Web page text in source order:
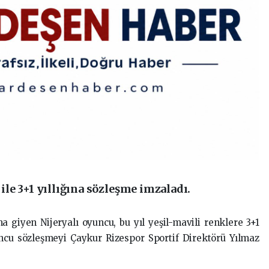
3+1 yıllığına sözleşme imzaladı.
giyen Nijeryalı oyuncu, bu yıl yeşil-mavili renklere 3+1
sözleşmeyi Çaykur Rizespor Sportif Direktörü Yılmaz